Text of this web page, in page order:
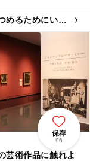
めるためにいつ
保存
96
芸術作品に触れよ